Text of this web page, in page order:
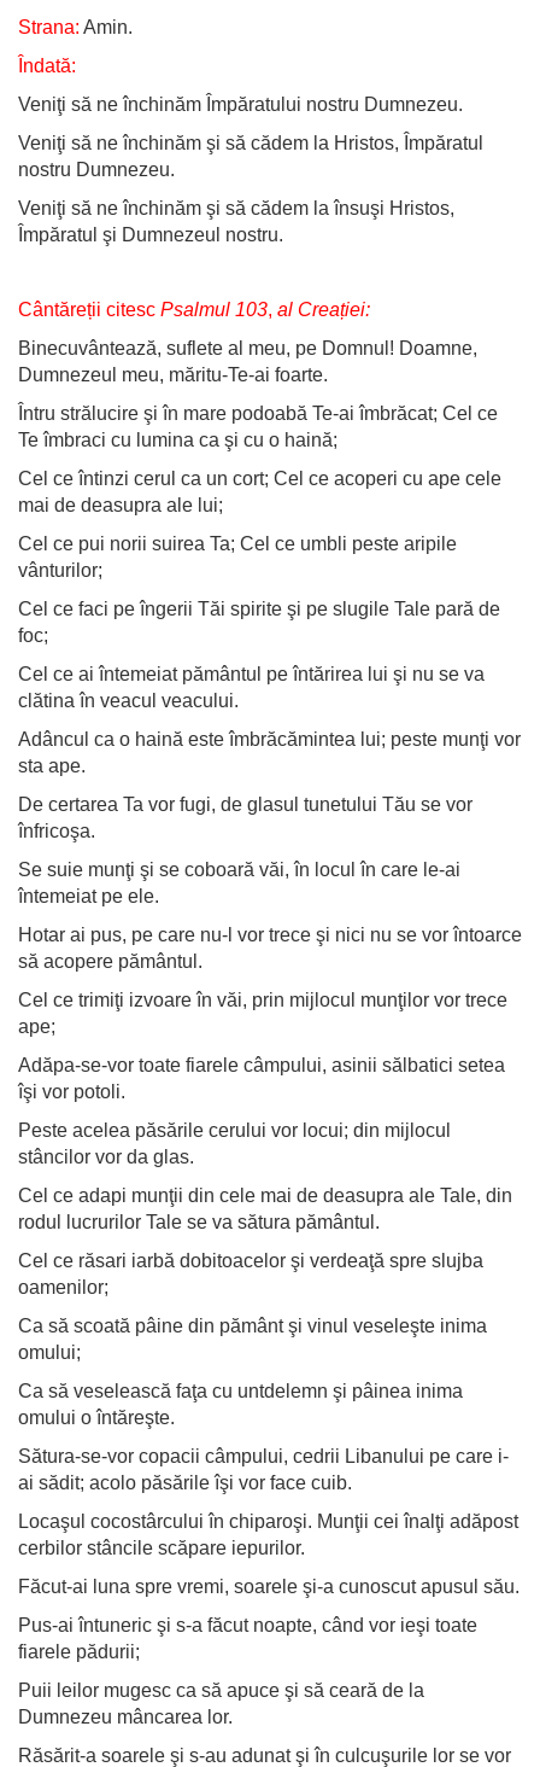
Strana: Amin.
Îndată:
Veniţi să ne închinăm Împăratului nostru Dumnezeu.
Veniţi să ne închinăm şi să cădem la Hristos, Împăratul
nostru Dumnezeu.
Veniţi să ne închinăm şi să cădem la însuşi Hristos,
Împăratul şi Dumnezeul nostru.
Cântăreții citesc Psalmul 103, al Creației:
Binecuvântează, suflete al meu, pe Domnul! Doamne,
Dumnezeul meu, măritu-Te-ai foarte.
Întru strălucire şi în mare podoabă Te-ai îmbrăcat; Cel ce
Te îmbraci cu lumina ca şi cu o haină;
Cel ce întinzi cerul ca un cort; Cel ce acoperi cu ape cele
mai de deasupra ale lui;
Cel ce pui norii suirea Ta; Cel ce umbli peste aripile
vânturilor;
Cel ce faci pe îngerii Tăi spirite şi pe slugile Tale pară de
foc;
Cel ce ai întemeiat pământul pe întărirea lui şi nu se va
clătina în veacul veacului.
Adâncul ca o haină este îmbrăcămintea lui; peste munţi vor
sta ape.
De certarea Ta vor fugi, de glasul tunetului Tău se vor
înfricoşa.
Se suie munţi şi se coboară văi, în locul în care le-ai
întemeiat pe ele.
Hotar ai pus, pe care nu-l vor trece şi nici nu se vor întoarce
să acopere pământul.
Cel ce trimiţi izvoare în văi, prin mijlocul munţilor vor trece
ape;
Adăpa-se-vor toate fiarele câmpului, asinii sălbatici setea
îşi vor potoli.
Peste acelea păsările cerului vor locui; din mijlocul
stâncilor vor da glas.
Cel ce adapi munţii din cele mai de deasupra ale Tale, din
rodul lucrurilor Tale se va sătura pământul.
Cel ce răsari iarbă dobitoacelor şi verdeaţă spre slujba
oamenilor;
Ca să scoată pâine din pământ şi vinul veseleşte inima
omului;
Ca să veselească faţa cu untdelemn şi pâinea inima
omului o întăreşte.
Sătura-se-vor copacii câmpului, cedrii Libanului pe care i-
ai sădit; acolo păsările îşi vor face cuib.
Locaşul cocostârcului în chiparoşi. Munţii cei înalţi adăpost
cerbilor stâncile scăpare iepurilor.
Făcut-ai luna spre vremi, soarele şi-a cunoscut apusul său.
Pus-ai întuneric şi s-a făcut noapte, când vor ieşi toate
fiarele pădurii;
Puii leilor mugesc ca să apuce şi să ceară de la
Dumnezeu mâncarea lor.
Răsărit-a soarele şi s-au adunat şi în culcuşurile lor se vor